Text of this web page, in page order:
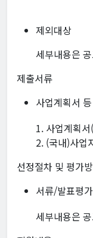
제외대상
세부내용은
제출서류
사업계획서 등
1. 사업계획
2. (국내)사업
선정절차 및 평가
서류/발표평
세부내용은